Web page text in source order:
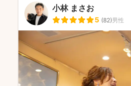
小林 まさお
5 (82)男性